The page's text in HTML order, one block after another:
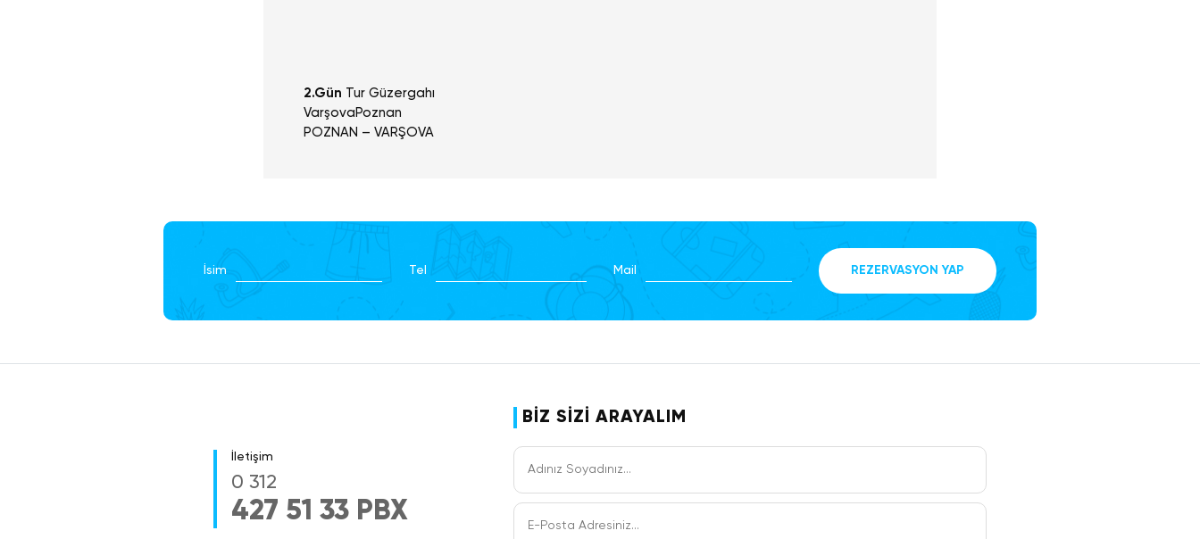
2.Gün Tur Güzergahı
Varşova Poznan
POZNAN – VARŞOVA
St.Maria Magdelana Collegiate Kilisesi’ni ve Özgürlük meydanını göreceğiz. Turumuzun
düzenlenecek Torun turuna (35 Eur) katılabilirler. Torun, Orta Çağ Gotik mimarisini yansıtan,
tamamen tuğladan yapılmış, anıtsal kiliseler, tarihi belediye binası ve şehir duvarlarını
barındırmaktadır. Dünyanın, evrenin merkezinde yer almadığı gerçeğini kanıtlayan Mikaloj
Kopernik'in doğduğu ve büyüdüğü şehir olan Torun, UNESCO Dünya Mirasları Listesi’nde yer
Varşova’ya hareket ve geceleme otelimizde.
Sabah kahvaltısının ardından Varşova panoramik şehir turu düzenlenecektir. Görülecek yerler
İsim Tel Mail
İletişim
0 312
427 51 33 PBX
BİZ SİZİ ARAYALIM